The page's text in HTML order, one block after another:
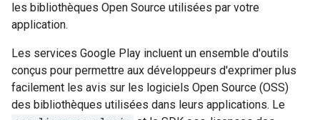
les bibliothèques Open Source utilisées par votre
application.
Les services Google Play incluent un ensemble d'outils
conçus pour permettre aux développeurs d'exprimer plus
facilement les avis sur les logiciels Open Source (OSS)
des bibliothèques utilisées dans leurs applications. Le